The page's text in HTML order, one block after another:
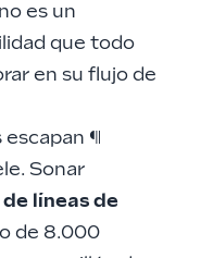
es un
que todo
en su flujo de
escapan ¶
Sonar
líneas de
de 8.000